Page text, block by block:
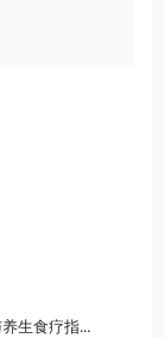
摩耶SPA同城上门按摩平台推荐，健康早餐搭配与养生食疗指南